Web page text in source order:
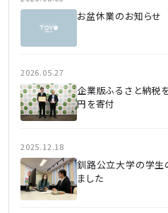
お盆休業のお知らせ
2026.05.27
企業版ふるさと納税
円を寄付
2025.12.18
釧路公立大学の学生
ました